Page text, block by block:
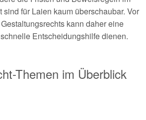
sind für Laien kaum überschaubar. Vor
kann daher eine
Entscheidungshilfe dienen.
Themen im Überblick